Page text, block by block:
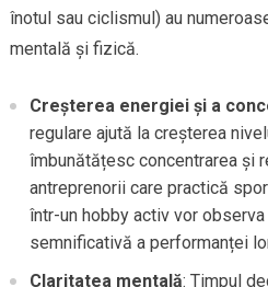
înotul sau ciclismul) au
mentală și fizică.
Creșterea energiei și a
regulare ajută la creșterea
îmbunătățesc concentrarea și
antreprenorii care practică
într-un hobby activ vor
semnificativă a performanței
Claritatea mentală: Timpul